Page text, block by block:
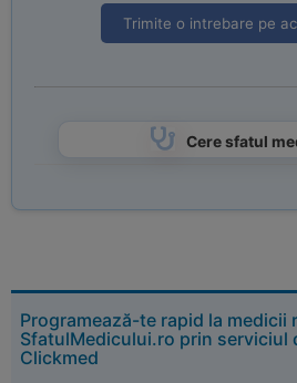
Trimite o intrebare pe
Cere sfatul
Programează-te rapid la medicii
SfatulMedicului.ro prin serviciul
Clickmed